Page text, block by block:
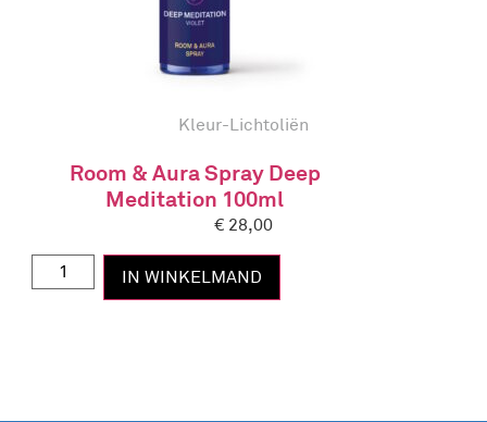
Kleur-Lichtoliën
Room & Aura Spray Deep
Meditation 100ml
€ 28,00
IN WINKELMAND